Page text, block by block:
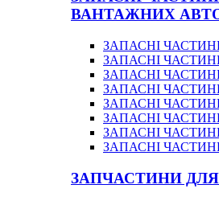
ВАНТАЖНИХ
ЗАПАСНІ
ЗАПАСНІ
ЗАПАСНІ
ЗАПАСНІ
ЗАПАСНІ
ЗАПАСНІ
ЗАПАСНІ
ЗАПАСНІ
ЗАПЧАСТИНИ ДЛЯ